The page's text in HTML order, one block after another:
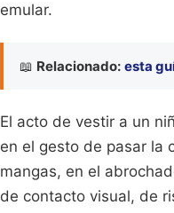
emular.
📖 Relacionado: esta
El acto de vestir a un
en el gesto de pasar la
mangas, en el
de contacto visual, de